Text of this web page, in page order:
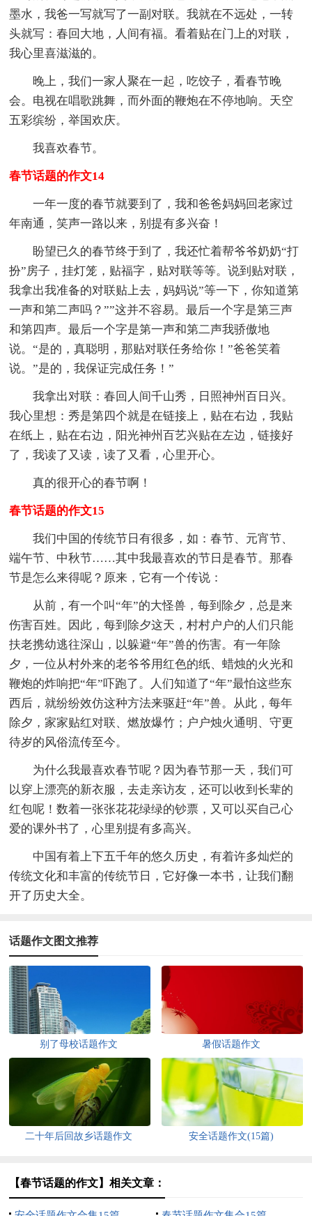
墨水，我爸一写就写了一副对联。我就在不远处，一转
头就写：春回大地，人间有福。看着贴在门上的对联，
我心里喜滋滋的。
晚上，我们一家人聚在一起，吃饺子，看春节晚
会。电视在唱歌跳舞，而外面的鞭炮在不停地响。天空
五彩缤纷，举国欢庆。
我喜欢春节。
春节话题的作文14
一年一度的春节就要到了，我和爸爸妈妈回老家过
年南通，笑声一路以来，别提有多兴奋！
盼望已久的春节终于到了，我还忙着帮爷爷奶奶“打
扮”房子，挂灯笼，贴福字，贴对联等等。说到贴对联，
我拿出我准备的对联贴上去，妈妈说”等一下，你知道第
一声和第二声吗？””这并不容易。最后一个字是第三声
和第四声。最后一个字是第一声和第二声我骄傲地
说。“是的，真聪明，那贴对联任务给你！”爸爸笑着
说。”是的，我保证完成任务！”
我拿出对联：春回人间千山秀，日照神州百日兴。
我心里想：秀是第四个就是在链接上，贴在右边，我贴
在纸上，贴在右边，阳光神州百艺兴贴在左边，链接好
了，我读了又读，读了又看，心里开心。
真的很开心的春节啊！
春节话题的作文15
我们中国的传统节日有很多，如：春节、元宵节、
端午节、中秋节……其中我最喜欢的节日是春节。那春
节是怎么来得呢？原来，它有一个传说：
从前，有一个叫“年”的大怪兽，每到除夕，总是来
伤害百姓。因此，每到除夕这天，村村户户的人们只能
扶老携幼逃往深山，以躲避“年”兽的伤害。有一年除
夕，一位从村外来的老爷爷用红色的纸、蜡烛的火光和
鞭炮的炸响把“年”吓跑了。人们知道了“年”最怕这些东
西后，就纷纷效仿这种方法来驱赶“年”兽。从此，每年
除夕，家家贴红对联、燃放爆竹；户户烛火通明、守更
待岁的风俗流传至今。
为什么我最喜欢春节呢？因为春节那一天，我们可
以穿上漂亮的新衣服，去走亲访友，还可以收到长辈的
红包呢！数着一张张花花绿绿的钞票，又可以买自己心
爱的课外书了，心里别提有多高兴。
中国有着上下五千年的悠久历史，有着许多灿烂的
传统文化和丰富的传统节日，它好像一本书，让我们翻
开了历史大全。
话题作文图文推荐
别了母校话题作文 暑假话题作文
二十年后回故乡话题作文 安全话题作文(15篇)
【春节话题的作文】相关文章：